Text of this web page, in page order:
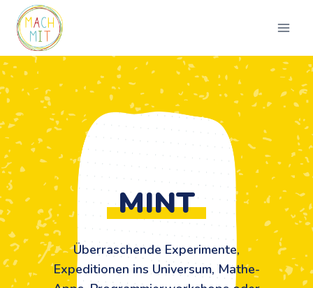
Zum
Inhalt
springen
MINT
Überraschende Experimente,
Expeditionen ins Universum, Mathe-